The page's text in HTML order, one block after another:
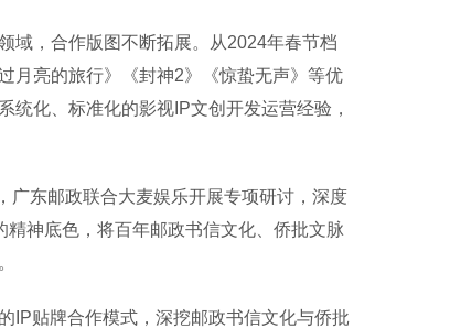
，合作版图不断拓展。从2024年春节档
月亮的旅行》《封神2》《惊蛰无声》等优
统化、标准化的影视IP文创开发运营经验，
东邮政联合大麦娱乐开展专项研讨，深度
精神底色，将百年邮政书信文化、侨批文脉
贴牌合作模式，深挖邮政书信文化与侨批